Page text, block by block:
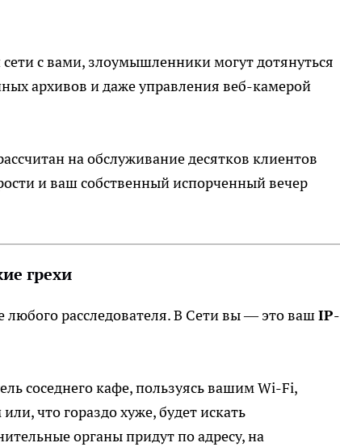
с вами, злоумышленники могут дотянуться
архивов и даже управления веб-камерой
на обслуживание десятков клиентов
и ваш собственный испорченный вечер
грехи
расследователя. В Сети вы — это вашIP-
соседнего кафе, пользуясь вашим Wi-Fi,
что гораздо хуже, будет искать
органы придут по адресу, на